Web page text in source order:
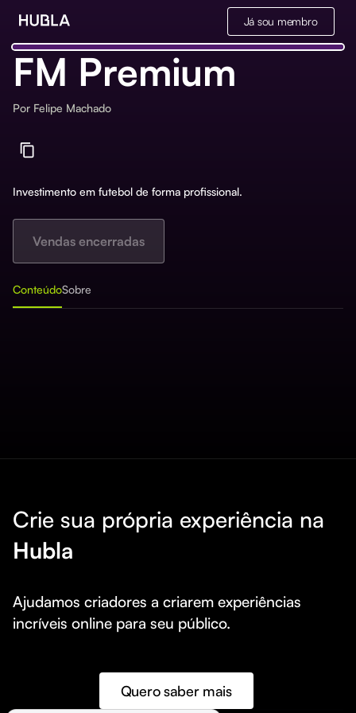
Já sou membro
FM Premium
Por Felipe Machado
Investimento em futebol de forma profissional.
Vendas encerradas
ConteúdoSobre
Crie sua própria experiência na
Hubla
Ajudamos criadores a criarem experiências
incríveis online para seu público.
Quero saber mais